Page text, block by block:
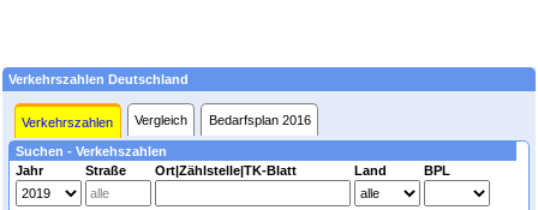
Verkehrszahlen Deutschland
Verkehrszahlen Vergleich Bedarfsplan 2016
Suchen - Verkehszahlen
Jahr
Straße Ort|Zählstelle|TK-Blatt Land BPL